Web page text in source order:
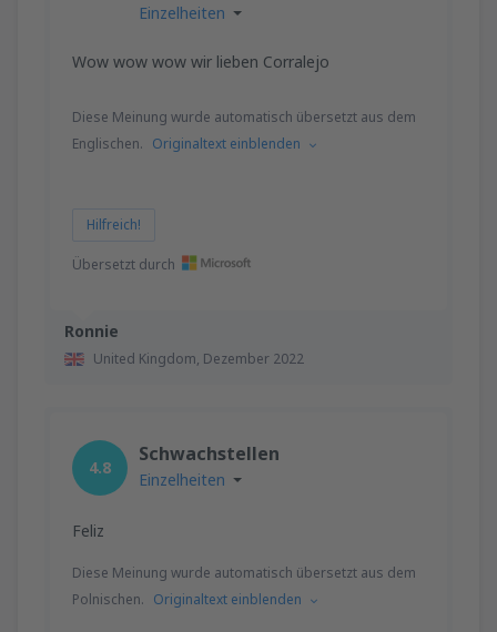
Ronnie
United Kingdom, Dezember 2022
Einzelheiten
Wow wow wow wir lieben Corralejo
Diese Meinung wurde automatisch übersetzt aus dem
Englischen. Originaltext einblenden
Hilfreich!
Übersetzt durch
4.8
Schwachstellen
Einzelheiten
Feliz
Diese Meinung wurde automatisch übersetzt aus dem
Polnischen. Originaltext einblenden